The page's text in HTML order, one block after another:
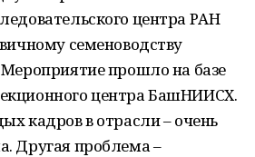
центра РАН
семеноводству
прошло на базе
центра БашНИИСХ.
кадров в отрасли – очень
Другая проблема –